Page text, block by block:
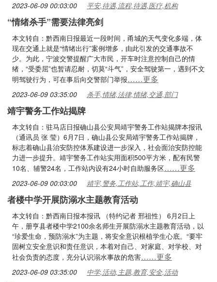
2023-06-09 00:03:00 平安,待遇,流程,待遇,医疗,机构
“情绪杀手”需要法律亮剑
本文转自：黔西南日报最近一段时间，甬城的天气变化多端，体
现在交通上就是“情绪出行”案例增多，由此引发的交通事故不
少。为此，宁波交警提醒广大市民，开车时注意控制自己的情
绪，“受委屈”也暂请忍耐，切莫“斗气”，安全驾驶第一，遇到不文
明驾驶行为，可在事后向交警部门举报……更多
2023-06-09 03:35:00 杀手,情绪,法律,情绪,交通,部门
靖宇警务工作站揭牌
本文转自：驻马店日报确山县公安局靖宇警务工作站揭牌本报讯
（通讯员 张 莹）6月7日，确山县公安局靖宇警务工作站揭牌，
标志着确山县治安防控体系建设进一步深入，社会面治安防控能
力进一步提升。靖宇警务工作站实用面积500平方米，配有民警
10名、辅警24名，工作站内设有24小时自助服务区……更多
2023-06-09 00:03:00 靖宇,警务,工作站,工作,靖宇,确山县
者楼中学开展防溺水主题教育活动
本文转自：黔西南日报本报讯 （特约记者 邢祖性） 6月2日上
午，册亨县者楼中学2100余名师生开展防溺水主题教育活动，以
“珍爱生命，预防溺水”为主题，将安全意识根植学生心底。“要牢
固树立安全意识和责任意识，本着对自己、对家庭、对学校、对
社会负责的态度，充分认识溺水事故的危害……更多
2023-06-09 03:35:00 中学,活动,主题,教育,安全,活动